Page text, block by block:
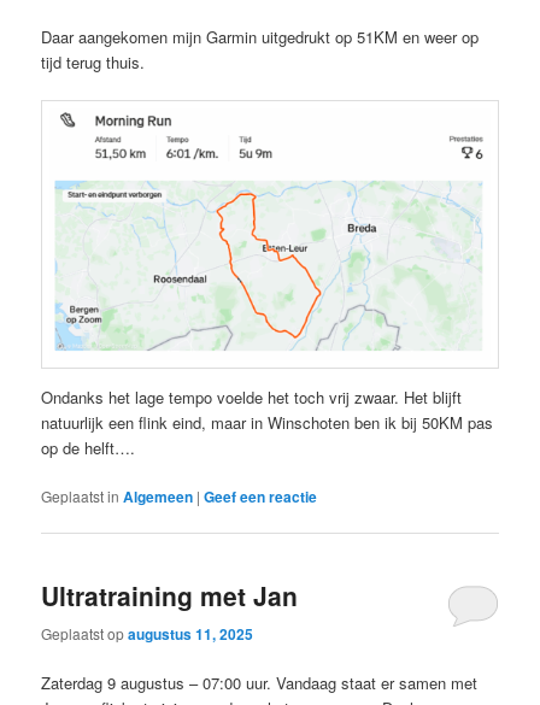
Daar aangekomen mijn Garmin uitgedrukt op 51KM en weer op
tijd terug thuis.
Ondanks het lage tempo voelde het toch vrij zwaar. Het blijft
natuurlijk een flink eind, maar in Winschoten ben ik bij 50KM pas
op de helft….
Geplaatst in Algemeen |Geef een reactie
Ultratraining met Jan
Geplaatst opaugustus 11, 2025
Zaterdag 9 augustus – 07:00 uur. Vandaag staat er samen met